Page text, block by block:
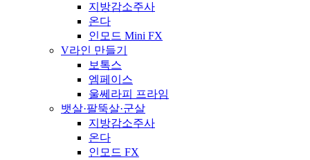
지방감소주사
온다
인모드 Mini FX
V라인 만들기
보톡스
엠페이스
울쎄라피 프라임
뱃살·팔뚝살·군살
지방감소주사
온다
인모드 FX